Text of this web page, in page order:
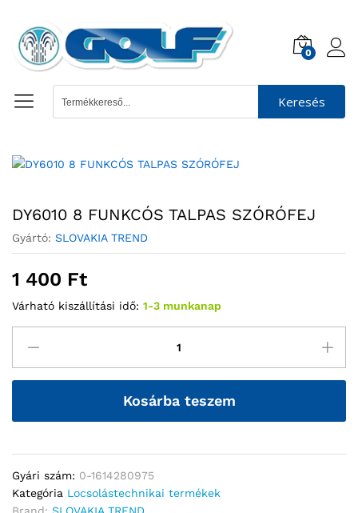
0
Keresés
DY6010 8 FUNKCÓS TALPAS SZÓRÓFEJ
Gyártó: SLOVAKIA TREND
1 400 Ft
Várható kiszállítási idő: 1-3 munkanap
Kosárba teszem
Gyári szám: 0-1614280975
Kategória Locsolástechnikai termékek